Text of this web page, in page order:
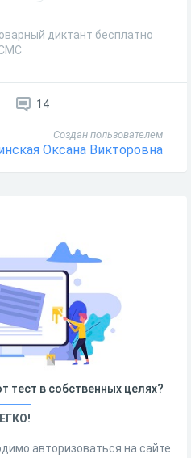
диктант бесплатно
14
Создан пользователем
Оксана Викторовна
тест в собственных целях?
авторизоваться на сайте